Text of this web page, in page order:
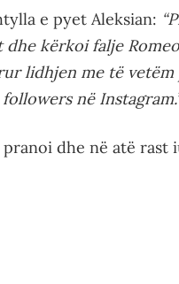
e pyet Aleksian:
kërkoi falje
lidhjen me të
në
dhe në atë rast